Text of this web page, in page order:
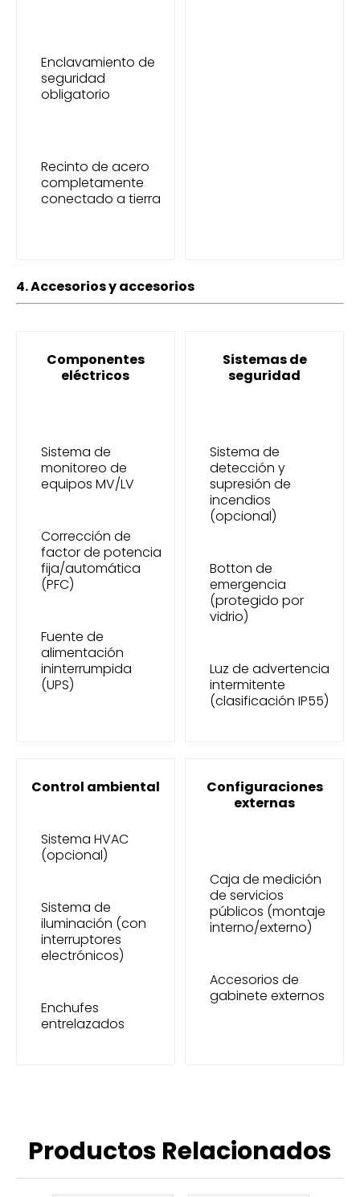
Enclavamiento de
seguridad
obligatorio
Recinto de acero
completamente
conectado a tierra
4. Accesorios y accesorios
Componentes
eléctricos
Sistema de
monitoreo de
equipos MV/LV
Corrección de
factor de potencia
fija/automática
(PFC)
Fuente de
alimentación
ininterrumpida
(UPS)
Sistemas de
seguridad
Sistema de
detección y
supresión de
incendios
(opcional)
Botton de
emergencia
(protegido por
vidrio)
Luz de advertencia
intermitente
(clasificación IP55)
Control ambiental
Sistema HVAC
(opcional)
Sistema de
iluminación (con
interruptores
electrónicos)
Enchufes
entrelazados
Configuraciones
externas
Caja de medición
de servicios
públicos (montaje
interno/externo)
Accesorios de
gabinete externos
Productos Relacionados